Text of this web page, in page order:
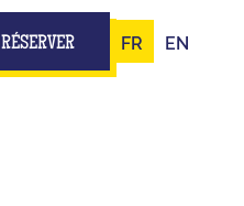
RÉSERVER FR EN